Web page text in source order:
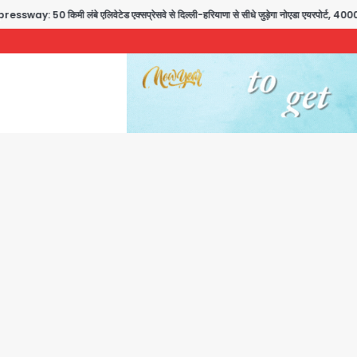
किमी लंबे एलिवेटेड एक्सप्रेसवे से दिल्ली-हरियाणा से सीधे जुड़ेगा नोएडा एयरपोर्ट, 4000